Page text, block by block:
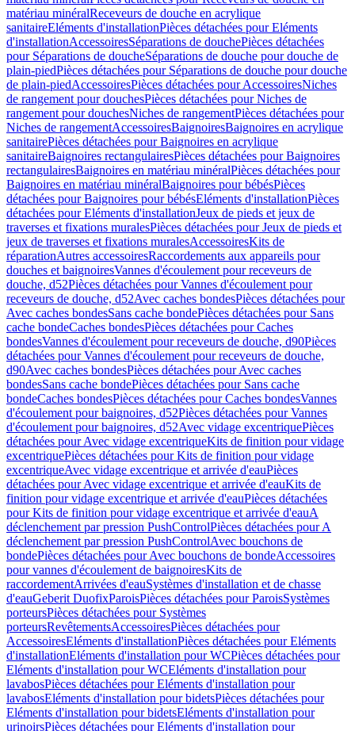
matériau minéralReceveurs de douche en acrylique
sanitaireEléments d'installationPièces détachées pour Eléments
d'installationAccessoiresSéparations de douchePièces détachées
pour Séparations de doucheSéparations de douche pour douche de
plain-piedPièces détachées pour Séparations de douche pour douche
de plain-piedAccessoiresPièces détachées pour AccessoiresNiches
de rangement pour douchesPièces détachées pour Niches de
rangement pour douchesNiches de rangementPièces détachées pour
Niches de rangementAccessoiresBaignoiresBaignoires en acrylique
sanitairePièces détachées pour Baignoires en acrylique
sanitaireBaignoires rectangulairesPièces détachées pour Baignoires
rectangulairesBaignoires en matériau minéralPièces détachées pour
Baignoires en matériau minéralBaignoires pour bébésPièces
détachées pour Baignoires pour bébésEléments d'installationPièces
détachées pour Eléments d'installationJeux de pieds et jeux de
traverses et fixations muralesPièces détachées pour Jeux de pieds et
jeux de traverses et fixations muralesAccessoiresKits de
réparationAutres accessoiresRaccordements aux appareils pour
douches et baignoiresVannes d'écoulement pour receveurs de
douche, d52Pièces détachées pour Vannes d'écoulement pour
receveurs de douche, d52Avec caches bondesPièces détachées pour
Avec caches bondesSans cache bondePièces détachées pour Sans
cache bondeCaches bondesPièces détachées pour Caches
bondesVannes d'écoulement pour receveurs de douche, d90Pièces
détachées pour Vannes d'écoulement pour receveurs de douche,
d90Avec caches bondesPièces détachées pour Avec caches
bondesSans cache bondePièces détachées pour Sans cache
bondeCaches bondesPièces détachées pour Caches bondesVannes
d'écoulement pour baignoires, d52Pièces détachées pour Vannes
d'écoulement pour baignoires, d52Avec vidage excentriquePièces
détachées pour Avec vidage excentriqueKits de finition pour vidage
excentriquePièces détachées pour Kits de finition pour vidage
excentriqueAvec vidage excentrique et arrivée d'eauPièces
détachées pour Avec vidage excentrique et arrivée d'eauKits de
finition pour vidage excentrique et arrivée d'eauPièces détachées
pour Kits de finition pour vidage excentrique et arrivée d'eauA
déclenchement par pression PushControlPièces détachées pour A
déclenchement par pression PushControlAvec bouchons de
bondePièces détachées pour Avec bouchons de bondeAccessoires
pour vannes d'écoulement de baignoiresKits de
raccordementArrivées d'eauSystèmes d'installation et de chasse
d'eauGeberit DuofixParoisPièces détachées pour ParoisSystèmes
porteursPièces détachées pour Systèmes
porteursRevêtementsAccessoiresPièces détachées pour
AccessoiresEléments d'installationPièces détachées pour Eléments
d'installationEléments d'installation pour WCPièces détachées pour
Eléments d'installation pour WCEléments d'installation pour
lavabosPièces détachées pour Eléments d'installation pour
lavabosEléments d'installation pour bidetsPièces détachées pour
Eléments d'installation pour bidetsEléments d'installation pour
urinoirsPièces détachées pour Eléments d'installation pour